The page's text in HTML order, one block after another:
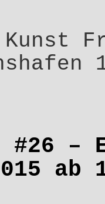
Kunst
#26 –
ab